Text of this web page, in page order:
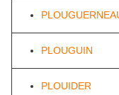
PLOUGUIN
PLOUIDER